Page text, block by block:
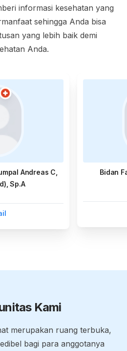
informasi kesehatan yang
sehingga Anda bisa
yang lebih baik demi
Anda.
Andreas C,
Sp.A
Bidan
Kami
merupakan ruang terbuka,
bagi para anggotanya